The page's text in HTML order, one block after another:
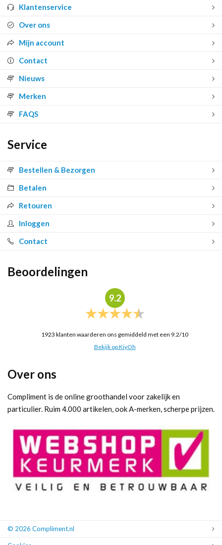
Klantenservice
Over ons
Mijn account
Contact
Nieuws
Merken
FAQS
Service
Bestellen & Bezorgen
Betalen
Retouren
Inloggen
Contact
Beoordelingen
9.2
1923 klanten waarderen ons gemiddeld met een 9.2/10
Bekijk op KiyOh
Over ons
Compliment is de online groothandel voor zakelijk en
particulier. Ruim 4.000 artikelen, ook A-merken, scherpe prijzen.
© 2026 Compliment.nl